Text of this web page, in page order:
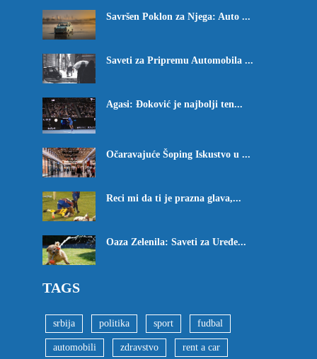
Savršen Poklon za Njega: Auto ...
Saveti za Pripremu Automobila ...
Agasi: Đoković je najbolji ten...
Očaravajuće Šoping Iskustvo u ...
Reci mi da ti je prazna glava,...
Oaza Zelenila: Saveti za Uređe...
TAGS
srbija politika sport fudbal
automobili zdravstvo rent a car